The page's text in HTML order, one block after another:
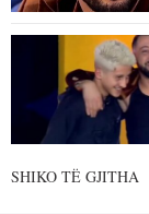
SHIKO TË GJITHA